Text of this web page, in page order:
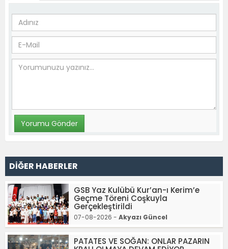
DİĞER HABERLER
GSB Yaz Kulübü Kur’an-ı Kerim’e
Geçme Töreni Coşkuyla
Gerçekleştirildi
07-08-2026 - Akyazı Güncel
PATATES VE SOĞAN: ONLAR PAZARIN